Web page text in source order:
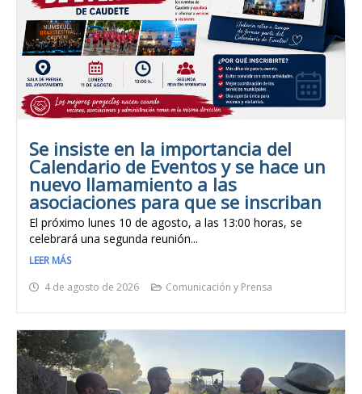
Se insiste en la importancia del
Calendario de Eventos y se hace un
nuevo llamamiento a las
asociaciones para que se inscriban
El próximo lunes 10 de agosto, a las 13:00 horas, se
celebrará una segunda reunión...
LEER MÁS
4 de agosto de 2026
Comunicación y Prensa